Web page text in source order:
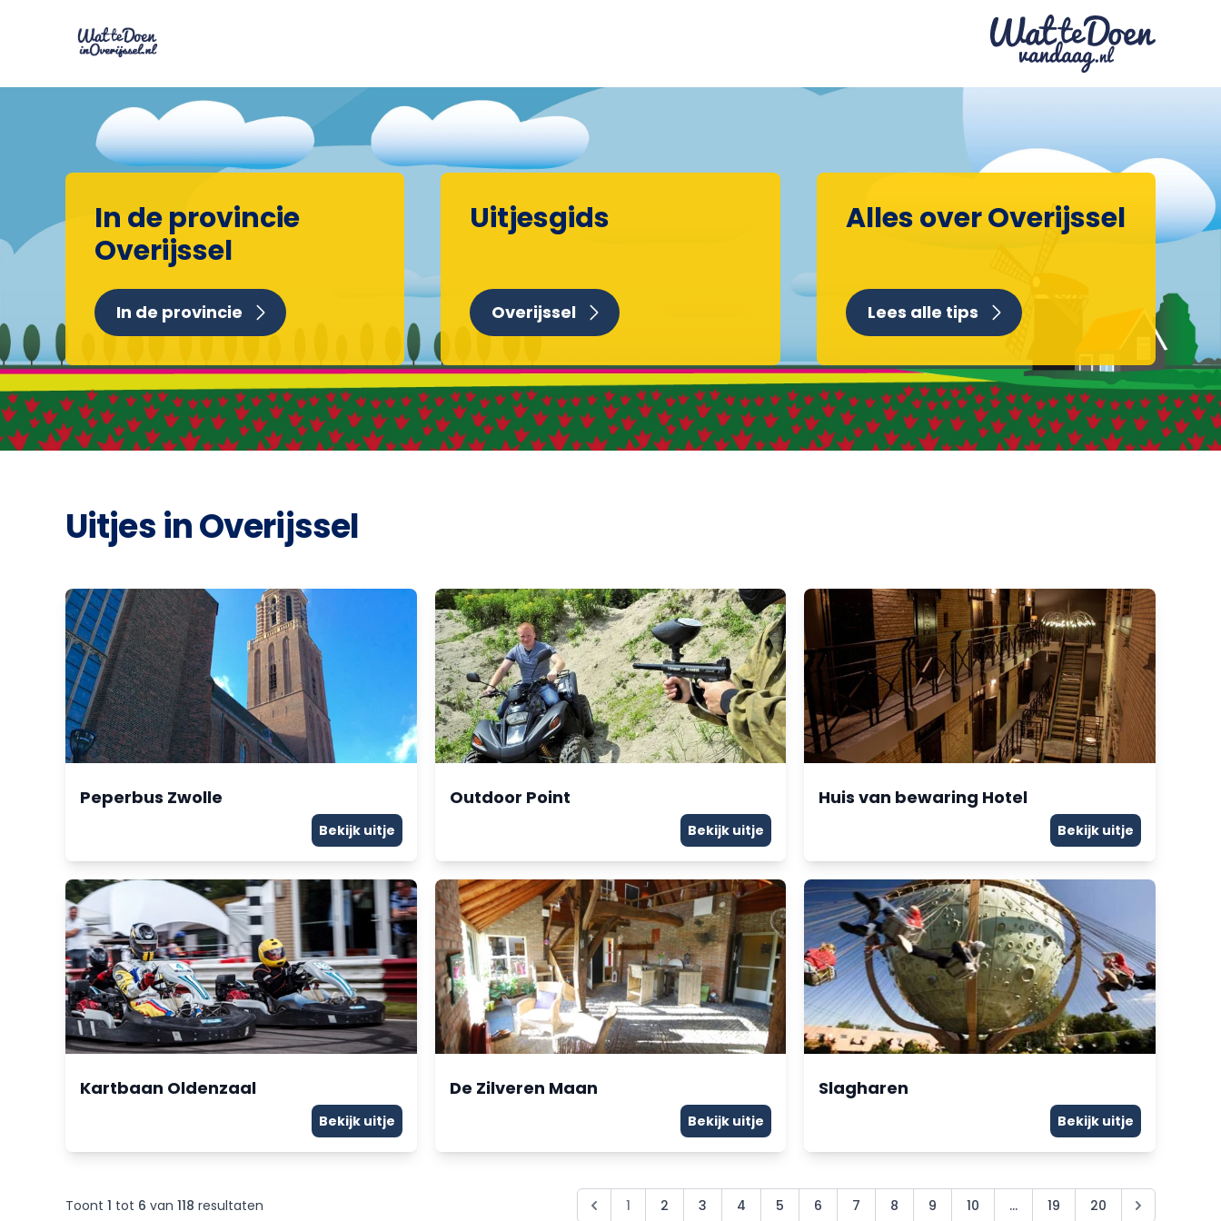
In de provincie
Overijssel
In de provincie
Uitjesgids
Overijssel
Alles over Overijssel
Lees alle tips
Uitjes in Overijssel
Peperbus Zwolle
Bekijk uitje
Outdoor Point
Bekijk uitje
Huis van bewaring Hotel
Bekijk uitje
Kartbaan Oldenzaal
Bekijk uitje
De Zilveren Maan
Bekijk uitje
Slagharen
Bekijk uitje
Toont 1 tot 6 van 118 resultaten 1 2 3 4 5 6 7 8 9 10 ... 19 20